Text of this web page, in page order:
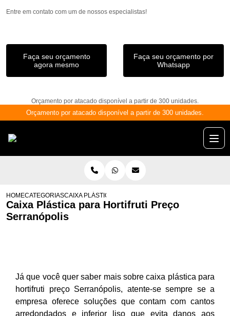
Entre em contato com um de nossos especialistas!
Faça seu orçamento
agora mesmo
Faça seu orçamento por
Whatsapp
Orçamento por atacado disponível a partir de 300 unidades.
Orçamento por atacado disponível a partir de 300 unidades.
HOMECATEGORIASCAIXA PLÁSTICA PARA HORTIFRUTI PREÇO
Caixa Plástica para Hortifruti Preço
Serranópolis
Já que você quer saber mais sobre caixa plástica para
hortifruti preço Serranópolis, atente-se sempre se a
empresa oferece soluções que contam com cantos
arredondados e inferior liso que evita danos aos